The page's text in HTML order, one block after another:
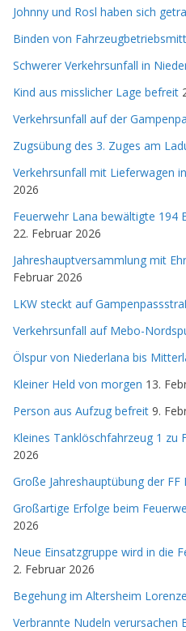
Johnny und Rosl haben sich
Binden von
Schwerer Verkehrsunfall in
Kind aus misslicher Lage befreit
Verkehrsunfall auf der
Zugsübung des 3. Zuges am
Verkehrsunfall mit Lieferwagen
2026
Feuerwehr Lana bewältigte 194
22. Februar 2026
Jahreshauptversammlung mit
Februar 2026
LKW steckt auf
Verkehrsunfall auf Mebo-
Ölspur von Niederlana bis
Kleiner Held von morgen 13.
Person aus Aufzug befreit 9.
Kleines Tanklöschfahrzeug 1 zu
2026
Große Jahreshauptübung der FF
Großartige Erfolge beim
2026
Neue Einsatzgruppe wird in die
2. Februar 2026
Begehung im Altersheim
Verbrannte Nudeln verursachen